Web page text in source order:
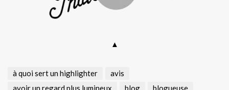
▲
à quoi sert un highlighter
avis
avoir un regard plus lumineux
blog blogueuse